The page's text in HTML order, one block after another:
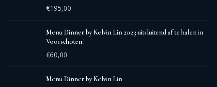
€195,00
Menu Dinner by Kelvin Lin 2023 uitsluitend af te halen in
Voorschoten!
€60,00
Menu Dinner by Kelvin Lin